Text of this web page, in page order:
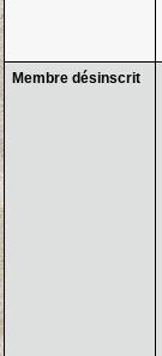
Membre désinscrit